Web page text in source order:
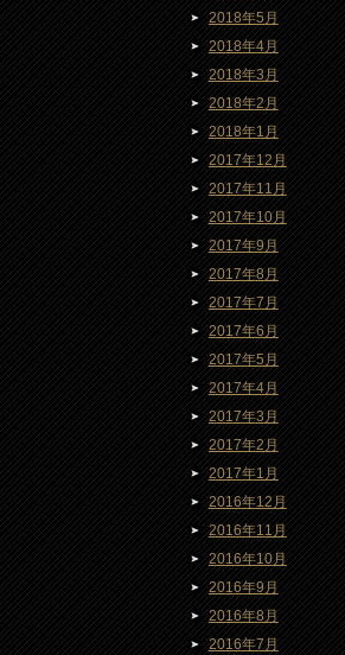
2018年5月
2018年4月
2018年3月
2018年2月
2018年1月
2017年12月
2017年11月
2017年10月
2017年9月
2017年8月
2017年7月
2017年6月
2017年5月
2017年4月
2017年3月
2017年2月
2017年1月
2016年12月
2016年11月
2016年10月
2016年9月
2016年8月
2016年7月